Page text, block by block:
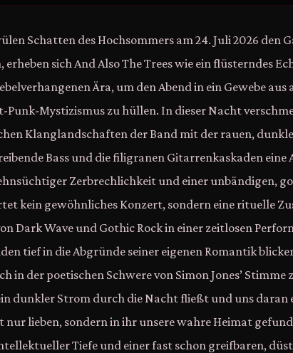
Schatten des Hochsommers am 24. Juli 2026 den
erheben sich And Also The Trees wie ein flüsterndes
Ära, um den Abend in ein Gewebe
Punk-Mystizismus zu hüllen. In dieser Nacht
Klanglandschaften der Band mit der rauen,
Bass und die filigranen Gitarrenkaskaden eine
Zerbrechlichkeit und einer unbändigen,
kein gewöhnliches Konzert, sondern eine rituelle
Dark Wave und Gothic Rock in einer zeitlosen
tief in die Abgründe seiner eigenen Romantik
in der poetischen Schwere von Simon Jones’
dunkler Strom durch die Nacht fließt und uns
nur lieben, sondern in ihr unsere wahre Heimat
Tiefe und einer fast schon greifbaren,